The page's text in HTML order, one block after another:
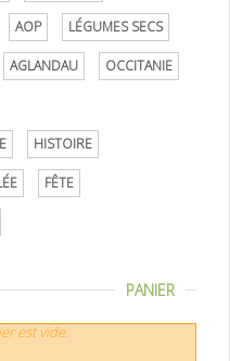
AOP LÉGUMES SECS
AGLANDAU OCCITANIE
HISTOIRE
FÊTE
PANIER
est vide.